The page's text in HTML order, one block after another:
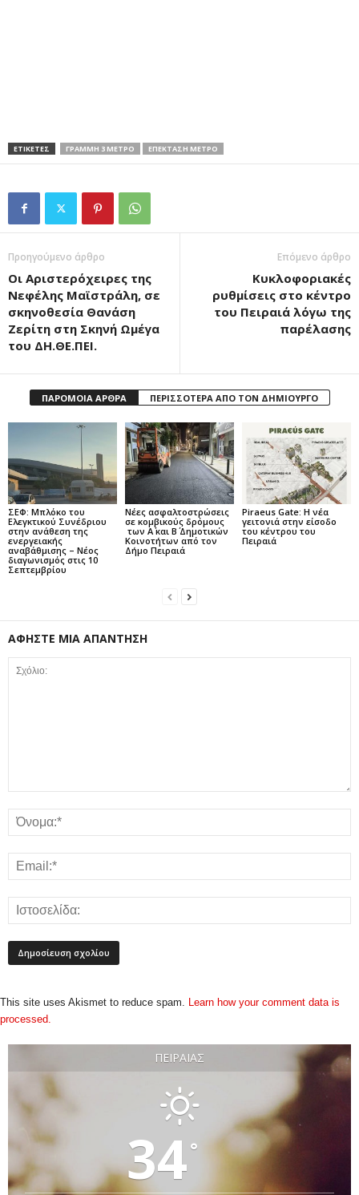
ΕΤΙΚΕΤΕΣ ΓΡΑΜΜΗ 3 ΜΕΤΡΟ ΕΠΕΚΤΑΣΗ ΜΕΤΡΟ
Προηγούμενο άρθρο
Οι Αριστερόχειρες της
Νεφέλης Μαϊστράλη, σε
σκηνοθεσία Θανάση
Ζερίτη στη Σκηνή Ωμέγα
του ΔΗ.ΘΕ.ΠΕΙ.
Επόμενο άρθρο
Κυκλοφοριακές
ρυθμίσεις στο κέντρο
του Πειραιά λόγω της
παρέλασης
ΠΑΡΟΜΟΙΑ ΑΡΘΡΑ ΠΕΡΙΣΣΟΤΕΡΑ ΑΠΟ ΤΟΝ ΔΗΜΙΟΥΡΓΟ
ΣΕΦ: Μπλόκο του
Ελεγκτικού Συνέδριου
στην ανάθεση της
ενεργειακής
αναβάθμισης – Νέος
διαγωνισμός στις 10
Σεπτεμβρίου
Νέες ασφαλτοστρώσεις
σε κομβικούς δρόμους
των Α΄ και Β΄ Δημοτικών
Κοινοτήτων από τον
Δήμο Πειραιά
Piraeus Gate: Η νέα
γειτονιά στην είσοδο
του κέντρου του
Πειραιά
ΑΦΗΣΤΕ ΜΙΑ ΑΠΑΝΤΗΣΗ
This site uses Akismet to reduce spam.
Learn how your comment data is
processed.
ΠΕΙΡΑΙΆΣ
34°